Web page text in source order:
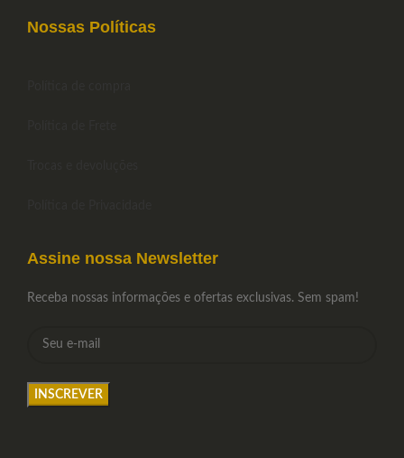
Nossas Políticas
Assine nossa Newsletter
Receba nossas informações e ofertas exclusivas. Sem spam!